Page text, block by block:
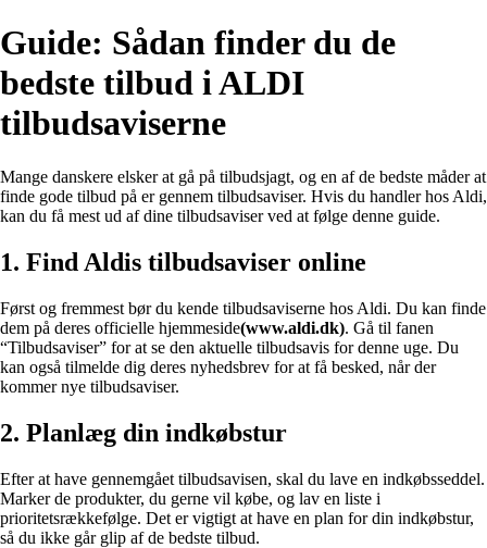
Guide: Sådan finder du de
bedste tilbud i ALDI
tilbudsaviserne
Mange danskere elsker at gå på tilbudsjagt, og en af de bedste måder at
finde gode tilbud på er gennem tilbudsaviser. Hvis du handler hos Aldi,
kan du få mest ud af dine tilbudsaviser ved at følge denne guide.
1. Find Aldis tilbudsaviser online
Først og fremmest bør du kende tilbudsaviserne hos Aldi. Du kan finde
dem på deres officielle hjemmeside(www.aldi.dk). Gå til fanen
“Tilbudsaviser” for at se den aktuelle tilbudsavis for denne uge. Du
kan også tilmelde dig deres nyhedsbrev for at få besked, når der
kommer nye tilbudsaviser.
2. Planlæg din indkøbstur
Efter at have gennemgået tilbudsavisen, skal du lave en indkøbsseddel.
Marker de produkter, du gerne vil købe, og lav en liste i
prioritetsrækkefølge. Det er vigtigt at have en plan for din indkøbstur,
så du ikke går glip af de bedste tilbud.